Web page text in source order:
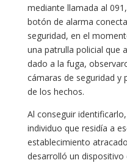
mediante llamada al
botón de alarma
seguridad, en el
una patrulla policial que
dado a la fuga,
cámaras de seguridad y
de los hechos.
Al conseguir
individuo que residía a
establecimiento
desarrolló un